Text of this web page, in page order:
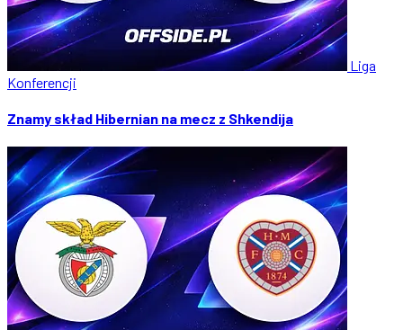
Liga
Konferencji
Znamy skład Hibernian na mecz z Shkendija